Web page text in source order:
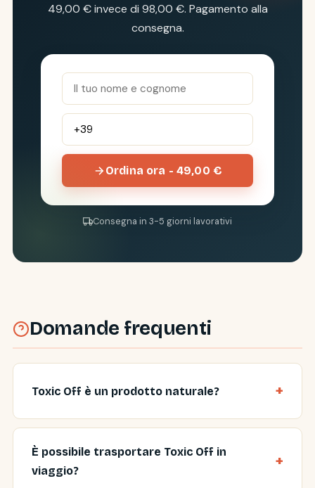
49,00 € invece di 98,00 €. Pagamento alla
consegna.
Ordina ora - 49,00 €
Consegna in 3-5 giorni lavorativi
Domande frequenti
Toxic Off è un prodotto naturale?
È possibile trasportare Toxic Off in
viaggio?